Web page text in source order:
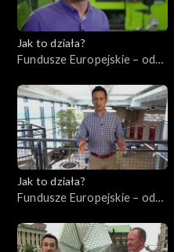
Jak to działa?
Fundusze Europejskie – odc.
Jak to działa?
Fundusze Europejskie – odc.